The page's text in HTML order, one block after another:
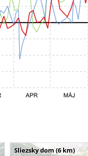
Sliezsky dom (6 km)